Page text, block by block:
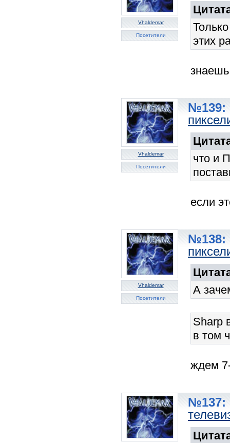
Vhaldemar
Посетители
этих
Vhaldemar
Посетители
№139:
что и
если
Vhaldemar
Посетители
№138:
А
Sharp
в том
ждем
№137: